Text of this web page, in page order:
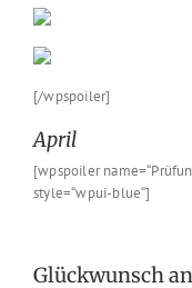
[/wpspoiler]
April
[wpspoiler
style=“wpui-blue“]
Glückwunsch